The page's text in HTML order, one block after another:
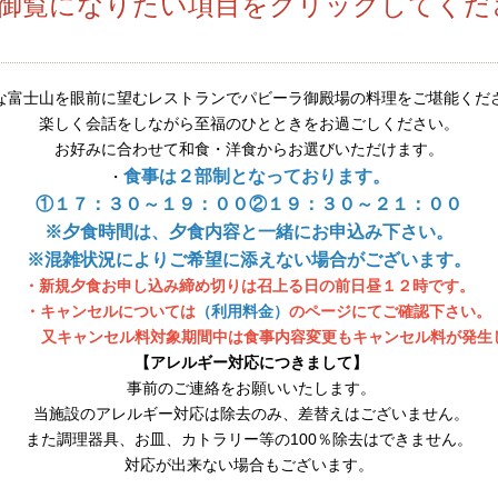
富士山を眼前に望むレストランでパビーラ御殿場の料理をご堪能くだ
楽しく会話をしながら至福のひとときをお過ごしください。
お好みに合わせて和食・洋食からお選びいただけます。
・ 食事は２部制となっております。
①１７：３０～１９：００②１９：３０～２１：００
※夕食時間は、夕食内容と一緒にお申込み下さい。
※混雑状況によりご希望に添えない場合がございます。
・新規夕食お申し込み締め切りは召上る日の前日昼１２時です。
・キャンセルについては （利用料金） のページにてご確認下さい
ンセル料対象期間中は食事内容変更もキャンセル料が発生
【アレルギー対応につきまして】
事前のご連絡をお願いいたします。
当施設のアレルギー対応は除去のみ、差替えはございません。
また調理器具、お皿、カトラリー等の100％除去はできません。
対応が出来ない場合もございます。